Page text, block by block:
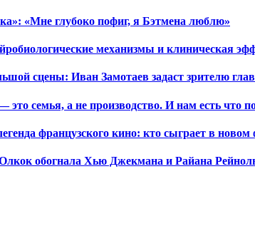
«Мне глубоко пофиг, я Бэтмена люблю»
механизмы и клиническая
сцены: Иван Замотаев задаст зрителю
это семья, а не производство. И нам есть что
французского кино: кто сыграет в
обогнала Хью Джекмана и Райана